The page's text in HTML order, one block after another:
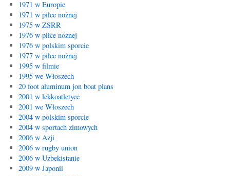
1971 w Europie
1971 w piłce nożnej
1975 w ZSRR
1976 w piłce nożnej
1976 w polskim sporcie
1977 w piłce nożnej
1995 w filmie
1995 we Włoszech
20 foot aluminum jon boat plans
2001 w lekkoatletyce
2001 we Włoszech
2004 w polskim sporcie
2004 w sportach zimowych
2006 w Azji
2006 w rugby union
2006 w Uzbekistanie
2009 w Japonii